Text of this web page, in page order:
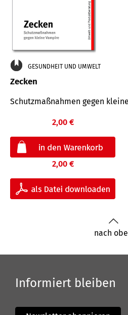
GESUNDHEIT UND UMWELT
Zecken
Schutz­maß­nahmen gegen
2,00 €
2,00 €
nach
Informiert bleiben